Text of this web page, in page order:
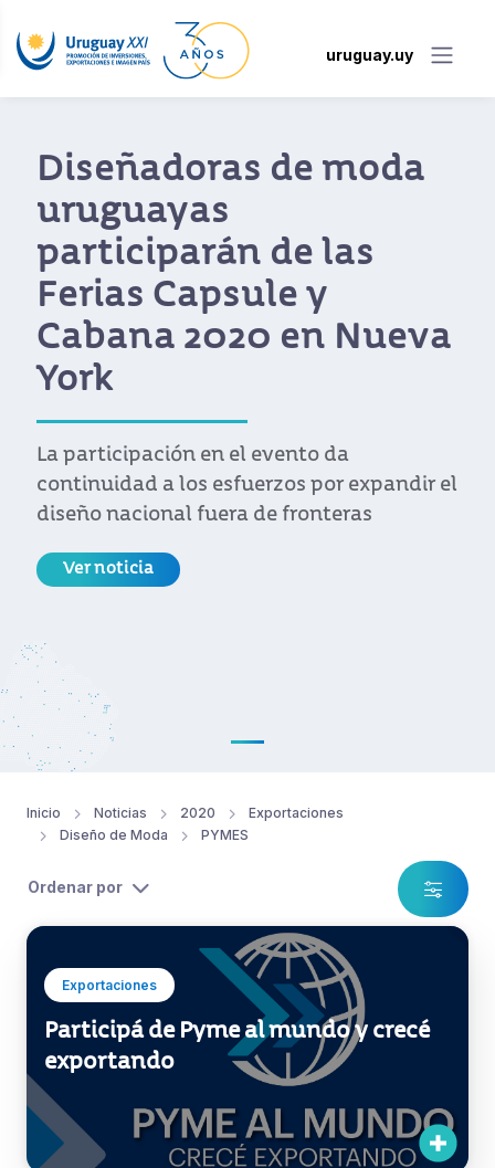
uruguay.uy
Diseñadoras de moda
uruguayas
participarán de las
Ferias Capsule y
Cabana 2020 en Nueva
York
La participación en el evento da
continuidad a los esfuerzos por expandir el
diseño nacional fuera de fronteras
Ver noticia
Inicio Noticias 2020
Exportaciones
Diseño de Moda
PYMES
Ordenar por
Exportaciones
Participá de Pyme al mundo y crecé
exportando